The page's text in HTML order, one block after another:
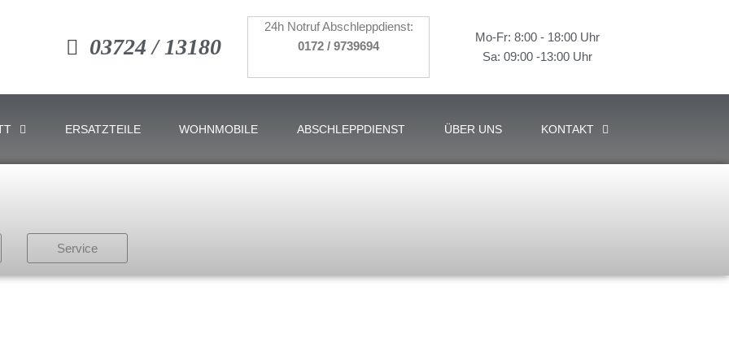
03724 / 13180
24h Notruf Abschleppdienst:
0172 / 9739694
Mo-Fr: 8:00 - 18:00 Uhr
Sa: 09:00 -13:00 Uhr
ERSATZTEILE WOHNMOBILE ABSCHLEPPDIENST ÜBER UNS KONTAKT
Service